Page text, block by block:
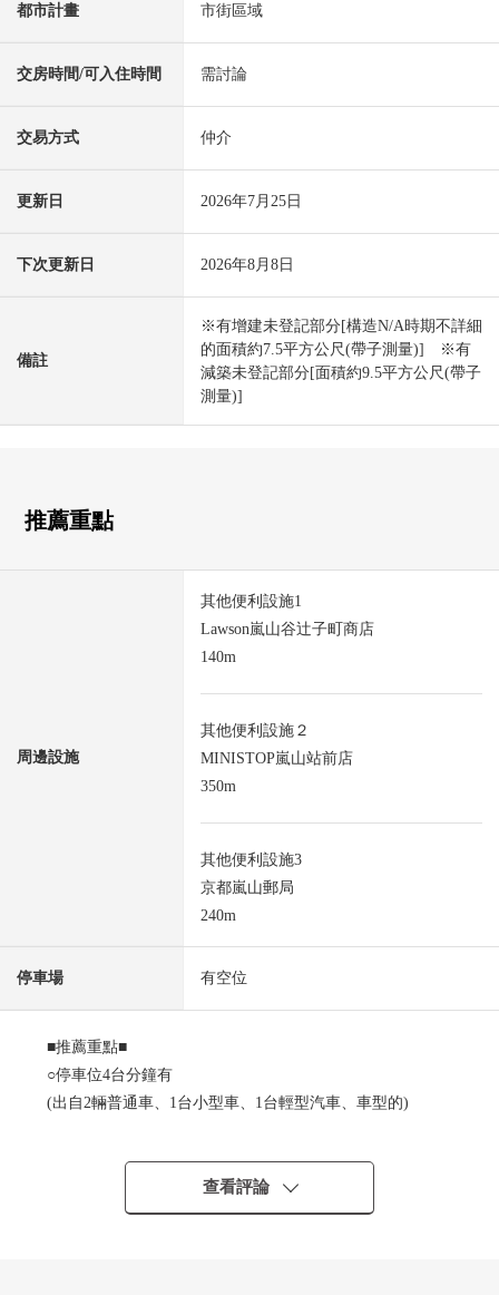
都市計畫 市街區域
交房時間/可入住時間 需討論
交易方式 仲介
更新日 2026年7月25日
下次更新日 2026年8月8日
備註
※有增建未登記部分[構造N/A時期不詳細
的面積約7.5平方公尺(帶子測量)] ※有
減築未登記部分[面積約9.5平方公尺(帶子
測量)]
推薦重點
周邊設施
其他便利設施1
Lawson嵐山谷辻子町商店
140m
其他便利設施２
MINISTOP嵐山站前店
350m
其他便利設施3
京都嵐山郵局
240m
停車場 有空位
■推薦重點■
○停車位4台分鐘有
(出自2輛普通車、1台小型車、1台輕型汽車、車型的)
尺(帶子測量)]
○有減築未登記部分[面積約9.5平方公尺(帶子測量)]
查看評論